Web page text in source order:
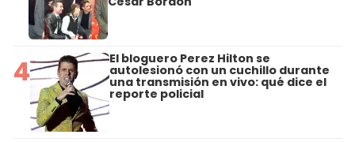
4 El bloguero Perez Hilton se
autolesionó con un cuchillo durante
una transmisión en vivo: qué dice el
reporte policial